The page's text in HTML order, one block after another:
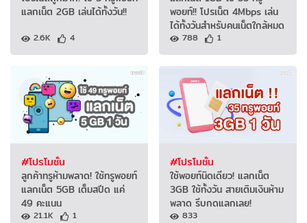
แลกเน็ต 2GB เล่นได้ทั้งวัน!!
2.6K 4
พอยท์!! โปรเน็ต 4Mbps เล่น
ได้ทั้งวันสำหรับคนเน็ตใกล้หมด
788 1
#โปรโมชั่น
ลูกค้าทรูห้ามพลาด! ใช้ทรูพอยท์
แลกเน็ต 5GB เต็มสปีด แค่
49 คะแนน
21.1K 1
#โปรโมชั่น
ใช้พอยท์นิดเดียว! แลกเน็ต
3GB ใช้ทั้งวัน สายเติมเงินห้าม
พลาด รีบกดแลกเลย!
833